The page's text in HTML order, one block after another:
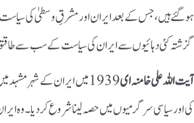
ہوگئے ہیں، جس کے بعد ایران اور مشرقِ وسطیٰ کی سیاست
گزشتہ کئی دہائیوں سے ایران کی سیاست کے سب سے طاقتور
آیت اللہ علی خامنہ ای
1939 میں ایران کے شہر
کی اور سیاسی سرگرمیوں میں حصہ لینا شروع کردیا۔ وہ